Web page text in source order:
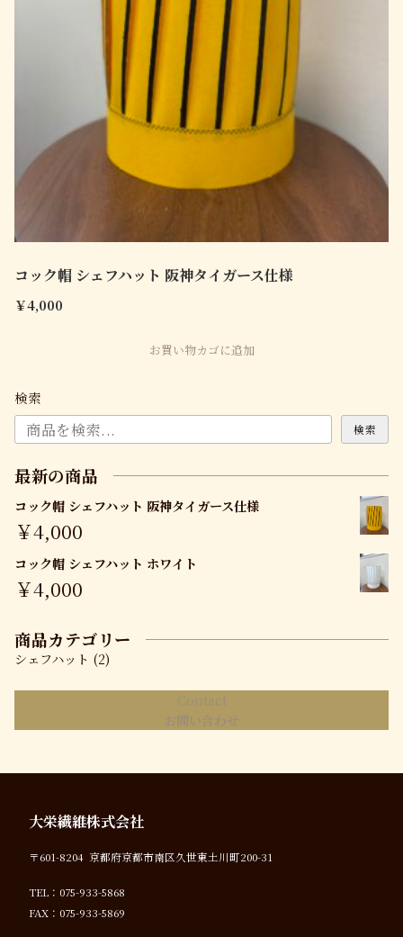
コック帽 シェフハット 阪神タイガース仕様
￥4,000
お買い物カゴに追加
検索
検索
最新の商品
コック帽 シェフハット 阪神タイガース仕様
￥4,000
コック帽 シェフハット ホワイト
￥4,000
商品カテゴリー
シェフハット 22
大栄繊維株式会社
〒601-8204 京都府京都市南区久世東土川町200-31
TEL：075-933-5868
FAX：075-933-5869